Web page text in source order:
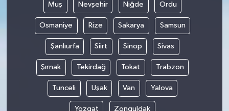
Muş Nevşehir Niğde Ordu
Osmaniye Rize Sakarya Samsun
Şanlıurfa Siirt Sinop Sivas
Şırnak Tekirdağ Tokat Trabzon
Tunceli Uşak Van Yalova
Yozgat Zonguldak